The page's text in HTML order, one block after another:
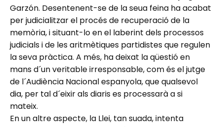
Garzón. Desentenent-se de la seua feina ha acabat
per judicialitzar el procés de recuperació de la
memòria, i situant-lo en el laberint dels processos
judicials i de les aritmètiques partidistes que regulen
la seva pràctica. A més, ha deixat la qüestió en
mans d´un veritable irresponsable, com és el jutge
de l´Audiència Nacional espanyola, que qualsevol
dia, per tal d´eixir als diaris es processarà a si
mateix.
En un altre aspecte, la Llei, tan suada, intenta